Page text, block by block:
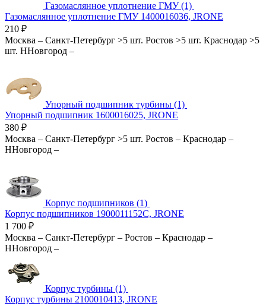
Газомаслянное уплотнение ГМУ (1)
Газомаслянное уплотнение ГМУ 1400016036, JRONE
210 ₽
Москва – Санкт-Петербург >5 шт. Ростов >5 шт. Краснодар >5
шт. ННовгород –
Упорный подшипник турбины (1)
Упорный подшипник 1600016025, JRONE
380 ₽
Москва – Санкт-Петербург >5 шт. Ростов – Краснодар –
ННовгород –
Корпус подшипников (1)
Корпус подшипников 1900011152C, JRONE
1 700 ₽
Москва – Санкт-Петербург – Ростов – Краснодар –
ННовгород –
Корпус турбины (1)
Корпус турбины 2100010413, JRONE